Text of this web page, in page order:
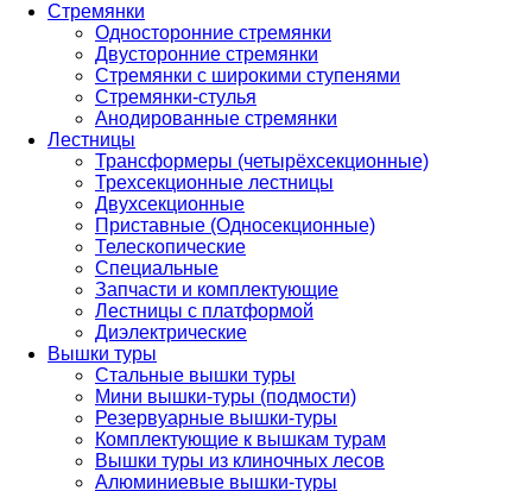
Стремянки
Односторонние стремянки
Двусторонние стремянки
Стремянки с широкими ступенями
Стремянки-стулья
Анодированные стремянки
Лестницы
Трансформеры (четырёхсекционные)
Трехсекционные лестницы
Двухсекционные
Приставные (Односекционные)
Телескопические
Специальные
Запчасти и комплектующие
Лестницы с платформой
Диэлектрические
Вышки туры
Стальные вышки туры
Мини вышки-туры (подмости)
Резервуарные вышки-туры
Комплектующие к вышкам турам
Вышки туры из клиночных лесов
Алюминиевые вышки-туры